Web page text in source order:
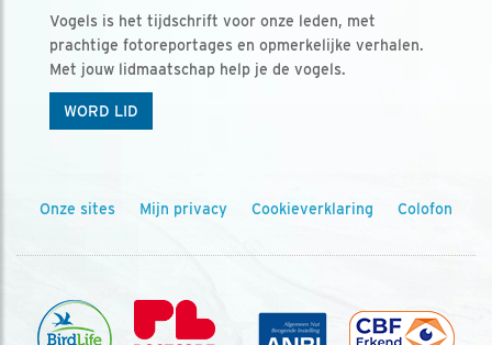
Vogels is het tijdschrift voor onze leden, met
prachtige fotoreportages en opmerkelijke verhalen.
Met jouw lidmaatschap help je de vogels.
WORD LID
Onze sites Mijn privacy Cookieverklaring Colofon